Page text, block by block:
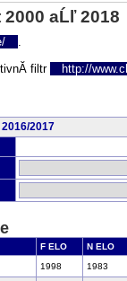
aĹľ 2018
.
filtr http://
2017
F ELO N ELO
1998 1983